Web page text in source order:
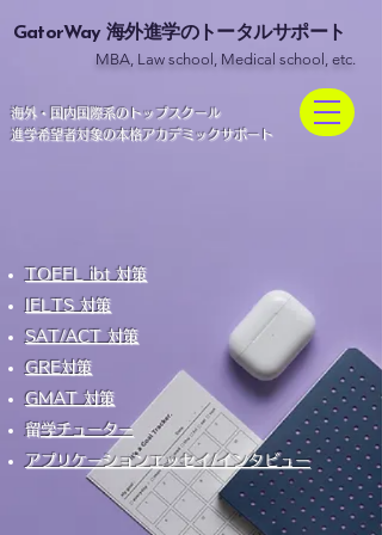
GatorWay 海外進学のトータルサポート
MBA, Law school, Medical school, etc.
​海外・国内国際系のトップスクール
進学希望者対象の本格アカデミックサポート
TOEFL ibt 対策
IELTS 対策
SAT/ACT 対策
​GRE対策
GMAT 対策
​留学チューター
アプリケーションエッセイ/インタビュー